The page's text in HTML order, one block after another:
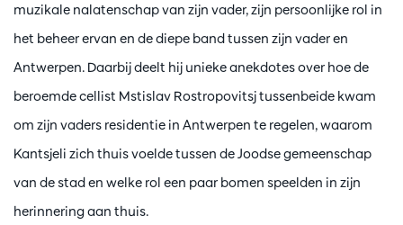
muzikale nalatenschap van zijn vader, zijn persoonlijke rol in
het beheer ervan en de diepe band tussen zijn vader en
Antwerpen. Daarbij deelt hij unieke anekdotes over hoe de
beroemde cellist Mstislav Rostropovitsj tussenbeide kwam
om zijn vaders residentie in Antwerpen te regelen, waarom
Kantsjeli zich thuis voelde tussen de Joodse gemeenschap
van de stad en welke rol een paar bomen speelden in zijn
herinnering aan thuis.